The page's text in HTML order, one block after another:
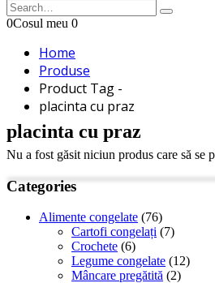
0Cosul meu 0
Home
Produse
Product Tag -
placinta cu praz
placinta cu praz
Nu a fost găsit niciun produs care să se
Categories
Alimente congelate (76)
Cartofi congelați (7)
Crochete (6)
Legume congelate (12)
Mâncare pregătită (2)